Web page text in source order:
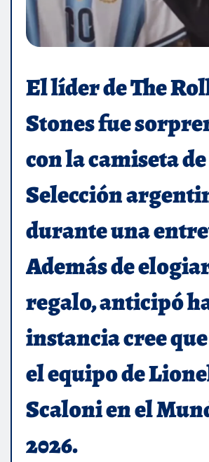
El líder de The
Stones fue
con la camiseta
Selección
durante una
Además de
regalo, anticipó
instancia cree
el equipo de
Scaloni en el
2026.